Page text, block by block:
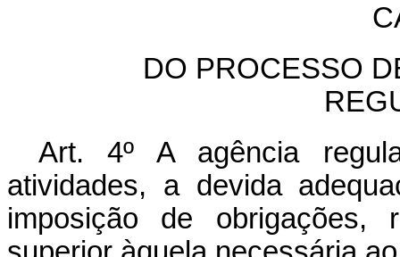
DO PROCESSO
Art. 4º A agência
atividades, a devida
imposição de obrigações,